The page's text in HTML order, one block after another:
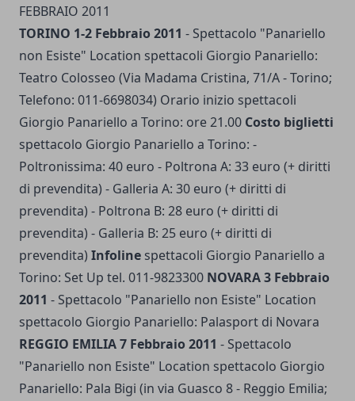
FEBBRAIO 2011
TORINO 1-2 Febbraio 2011 - Spettacolo "Panariello
non Esiste" Location spettacoli Giorgio Panariello:
Teatro Colosseo (Via Madama Cristina, 71/A - Torino;
Telefono: 011-6698034) Orario inizio spettacoli
Giorgio Panariello a Torino: ore 21.00 Costo biglietti
spettacolo Giorgio Panariello a Torino: -
Poltronissima: 40 euro - Poltrona A: 33 euro (+ diritti
di prevendita) - Galleria A: 30 euro (+ diritti di
prevendita) - Poltrona B: 28 euro (+ diritti di
prevendita) - Galleria B: 25 euro (+ diritti di
prevendita) Infoline spettacoli Giorgio Panariello a
Torino: Set Up tel. 011-9823300 NOVARA 3 Febbraio
2011 - Spettacolo "Panariello non Esiste" Location
spettacolo Giorgio Panariello: Palasport di Novara
REGGIO EMILIA 7 Febbraio 2011 - Spettacolo
"Panariello non Esiste" Location spettacolo Giorgio
Panariello: Pala Bigi (in via Guasco 8 - Reggio Emilia;